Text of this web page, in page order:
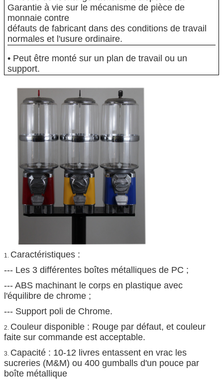
Garantie à vie sur le mécanisme de pièce de
monnaie contre
défauts de fabricant dans des conditions de travail
normales et l'usure ordinaire.
• Peut être monté sur un plan de travail ou un
support.
1. Caractéristiques :
--- Les 3 différentes boîtes métalliques de PC ;
--- ABS machinant le corps en plastique avec
l'équilibre de chrome ;
--- Support poli de Chrome.
2. Couleur disponible : Rouge par défaut, et couleur
faite sur commande est acceptable.
3. Capacité : 10-12 livres entassent en vrac les
sucreries (M&M) ou 400 gumballs d'un pouce par
boîte métallique